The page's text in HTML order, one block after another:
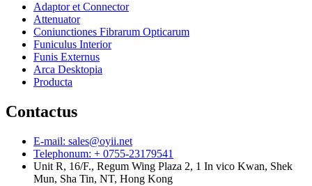
Adaptor et Connector
Attenuator
Coniunctiones Fibrarum Opticarum
Funiculus Interior
Funis Externus
Arca Desktopia
Producta
Contactus
E-mail: sales@oyii.net
Telephonum: + 0755-23179541
Unit R, 16/F., Regum Wing Plaza 2, 1 In vico Kwan, Shek
Mun, Sha Tin, NT, Hong Kong